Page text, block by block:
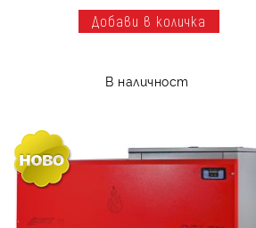
В наличност